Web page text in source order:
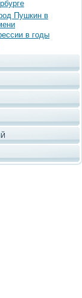
Пушкин в
в годы